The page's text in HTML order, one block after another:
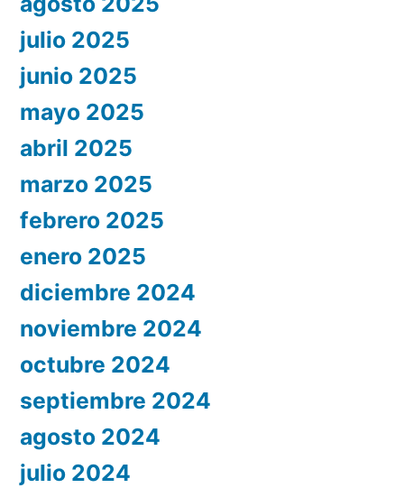
julio 2025
junio 2025
mayo 2025
abril 2025
marzo 2025
febrero 2025
enero 2025
diciembre 2024
noviembre 2024
octubre 2024
septiembre 2024
agosto 2024
julio 2024